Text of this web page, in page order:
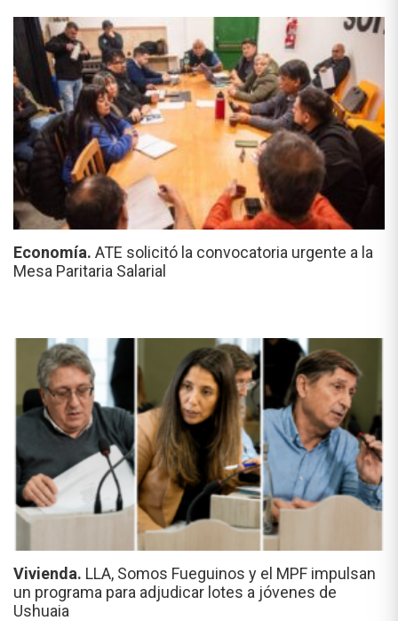
Economía. ATE solicitó la convocatoria urgente a la
Mesa Paritaria Salarial
Vivienda. LLA, Somos Fueguinos y el MPF impulsan
un programa para adjudicar lotes a jóvenes de
Ushuaia